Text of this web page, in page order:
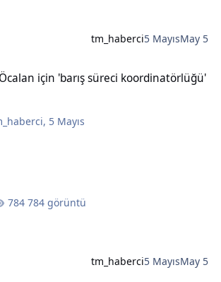
tm_haberci5 MayısMay 5
için 'barış süreci koordinatörlüğü'
, 5 Mayıs
784 görüntü
tm_haberci5 MayısMay 5